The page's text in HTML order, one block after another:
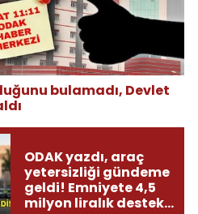
bulamadı, Devlet
ODAK yazdı, araç
yetersizliği gündeme
geldi! Emniyete 4,5
milyon liralık destek